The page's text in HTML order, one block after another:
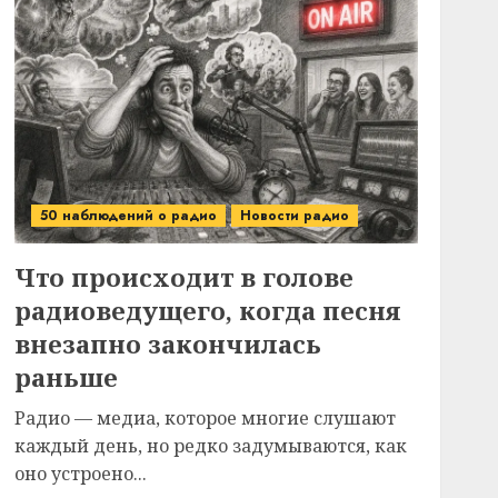
50 наблюдений о радио Новости радио
Что происходит в голове
радиоведущего, когда песня
внезапно закончилась
раньше
Радио — медиа, которое многие слушают
каждый день, но редко задумываются, как
оно устроено...